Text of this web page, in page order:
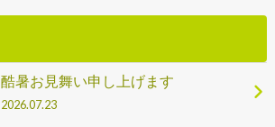
酷暑お見舞い申し上げます
2026.07.23